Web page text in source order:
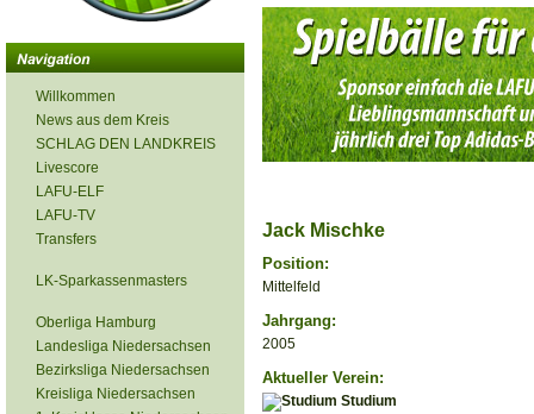
Willkommen
News aus dem Kreis
SCHLAG DEN LANDKREIS
Livescore
LAFU-ELF
LAFU-TV
Transfers
LK-Sparkassenmasters
Oberliga Hamburg
Landesliga Niedersachsen
Bezirksliga Niedersachsen
Kreisliga Niedersachsen
Jack Mischke
Position:
Mittelfeld
Jahrgang:
2005
Aktueller Verein:
Studium